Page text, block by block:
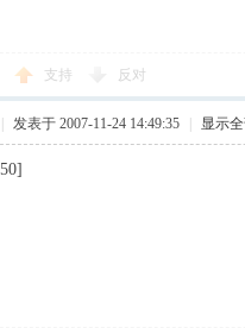
支持 反对
发表于 2007-11-24 14:49:35 显示